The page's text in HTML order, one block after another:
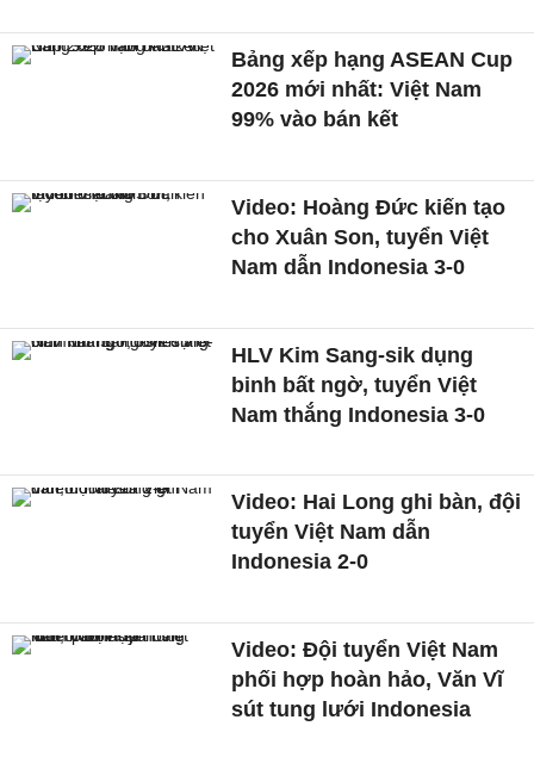
Bảng xếp hạng ASEAN Cup
2026 mới nhất: Việt Nam
99% vào bán kết
Video: Hoàng Đức kiến tạo
cho Xuân Son, tuyển Việt
Nam dẫn Indonesia 3-0
HLV Kim Sang-sik dụng
binh bất ngờ, tuyển Việt
Nam thắng Indonesia 3-0
Video: Hai Long ghi bàn, đội
tuyển Việt Nam dẫn
Indonesia 2-0
Video: Đội tuyển Việt Nam
phối hợp hoàn hảo, Văn Vĩ
sút tung lưới Indonesia